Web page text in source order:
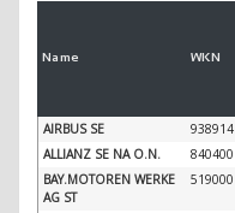
Name WKN
AIRBUS SE 938914
ALLIANZ SE NA O.N.
840400
BAY.MOTOREN WERKE
AG ST
519000